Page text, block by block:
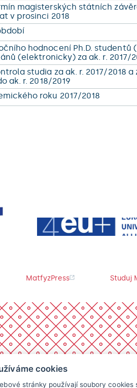
magisterských státních
v prosinci 2018
hodnocení Ph.D.
(elektronicky) za ak. r. 2017/
studia za ak. r. 2017/2018
ak. r. 2018/2019
roku 2017/2018
MatfyzPress Studuj
cookies
stránky používají soubory cookies